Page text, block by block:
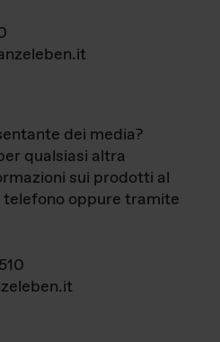
dei media?
qualsiasi altra
sui prodotti al
oppure tramite